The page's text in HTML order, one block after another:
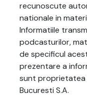
recunoscute
nationale in
Informatiile
podcasturilor,
de specificul
prezentare a
sunt proprietatea
Bucuresti S.A.